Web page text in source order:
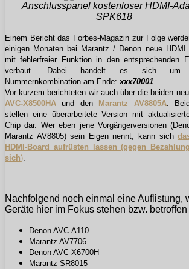
Anschlusspanel kostenloser HDMI-
SPK618
Einem Bericht das Forbes-Magazin zur Folge
einigen Monaten bei Marantz / Denon neue HDMI
mit fehlerfreier Funktion in den entsprechenden
verbaut. Dabei handelt es sich um
Nummernkombination am Ende:xxx70001
Vor kurzem berichteten wir auch über die beiden
AVC-X8500HA und den Marantz AV8805A.
stellen eine überarbeitete Version mit
Chip dar. Wer eben jene Vorgängerversionen
Marantz AV8805) sein Eigen nennt, kann sich
HDMI-Board aufrüsten lassen (gegen
sich).
Nachfolgend noch einmal eine Auflistung,
Geräte hier im Fokus stehen bzw. betroffen
Denon AVC-A110
Marantz AV7706
Denon AVC-X6700H
Marantz SR8015